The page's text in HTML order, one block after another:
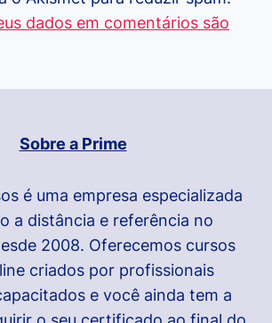
dados em comentários são
Sobre a Prime
é uma empresa especializada
a distância e referência no
2008. Oferecemos cursos
criados por profissionais
e você ainda tem a